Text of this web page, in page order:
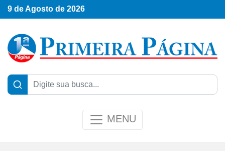
9 de Agosto de 2026
MENU